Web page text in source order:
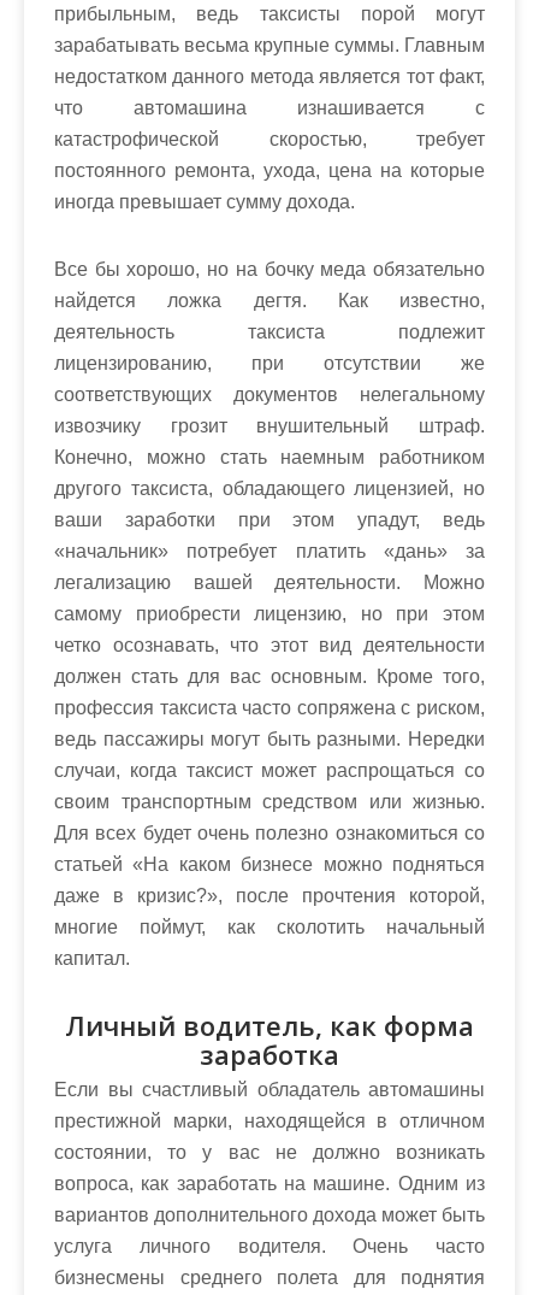
прибыльным, ведь таксисты порой могут
зарабатывать весьма крупные суммы. Главным
недостатком данного метода является тот факт,
что автомашина изнашивается с
катастрофической скоростью, требует
постоянного ремонта, ухода, цена на которые
иногда превышает сумму дохода.
Все бы хорошо, но на бочку меда обязательно
найдется ложка дегтя. Как известно,
деятельность таксиста подлежит
лицензированию, при отсутствии же
соответствующих документов нелегальному
извозчику грозит внушительный штраф.
Конечно, можно стать наемным работником
другого таксиста, обладающего лицензией, но
ваши заработки при этом упадут, ведь
«начальник» потребует платить «дань» за
легализацию вашей деятельности. Можно
самому приобрести лицензию, но при этом
четко осознавать, что этот вид деятельности
должен стать для вас основным. Кроме того,
профессия таксиста часто сопряжена с риском,
ведь пассажиры могут быть разными. Нередки
случаи, когда таксист может распрощаться со
своим транспортным средством или жизнью.
Для всех будет очень полезно ознакомиться со
статьей «На каком бизнесе можно подняться
даже в кризис?», после прочтения которой,
многие поймут, как сколотить начальный
капитал.
Личный водитель, как форма
заработка
Если вы счастливый обладатель автомашины
престижной марки, находящейся в отличном
состоянии, то у вас не должно возникать
вопроса, как заработать на машине. Одним из
вариантов дополнительного дохода может быть
услуга личного водителя. Очень часто
бизнесмены среднего полета для поднятия